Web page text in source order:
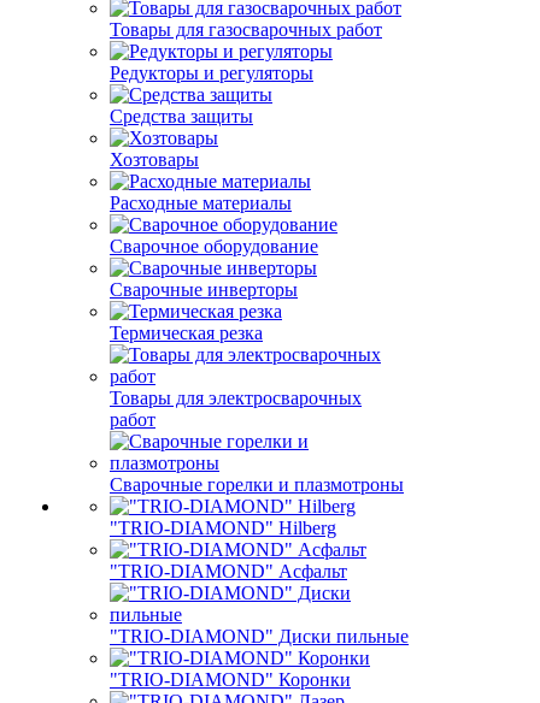
Товары для газосварочных работ
Редукторы и регуляторы
Средства защиты
Хозтовары
Расходные материалы
Сварочное оборудование
Сварочные инверторы
Термическая резка
Товары для электросварочных
работ
Сварочные горелки и плазмотроны
"TRIO-DIAMOND" Hilberg
"TRIO-DIAMOND" Асфальт
"TRIO-DIAMOND" Диски пильные
"TRIO-DIAMOND" Коронки